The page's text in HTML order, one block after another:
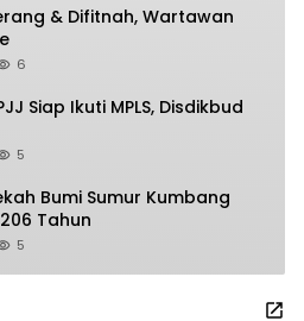
& Difitnah, Wartawan
6
Ikuti MPLS, Disdikbud
5
Bumi Sumur Kumbang
Tahun
5